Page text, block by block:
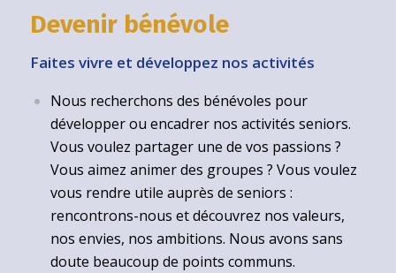
Devenir bénévole
Faites vivre et développez nos activités
Nous recherchons des bénévoles pour
développer ou encadrer nos activités seniors.
Vous voulez partager une de vos passions ?
Vous aimez animer des groupes ? Vous voulez
vous rendre utile auprès de seniors :
rencontrons-nous et découvrez nos valeurs,
nos envies, nos ambitions. Nous avons sans
doute beaucoup de points communs.